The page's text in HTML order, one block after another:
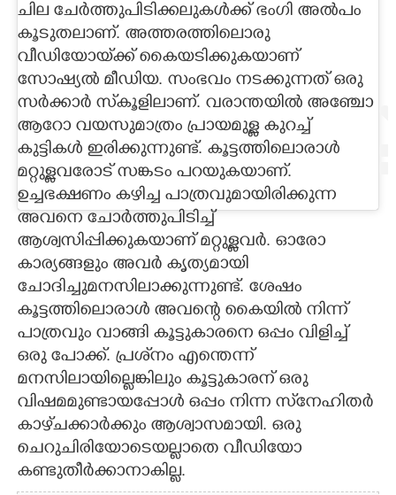
CARTOONS
LITERATURE
ZOOM
CONTACT US
ചില ചേർത്തുപിടിക്കലുകൾക്ക് ഭംഗി അൽപം
കൂടുതലാണ്. അത്തരത്തിലൊരു
വീഡിയോയ്‌ക്ക് കൈയടിക്കുകയാണ്
സോഷ്യൽ മീഡിയ. സംഭവം നടക്കുന്നത് ഒരു
സർക്കാ‌ർ സ്‌കൂളിലാണ്. വരാന്തയിൽ അഞ്ചോ
ആറോ വയസുമാത്രം പ്രായമുള്ള കുറച്ച്
കുട്ടികൾ ഇരിക്കുന്നുണ്ട്. കൂട്ടത്തിലൊരാൾ
മറ്റുള്ളവരോട് സങ്കടം പറയുകയാണ്.
ഉച്ചഭക്ഷണം കഴിച്ച പാത്രവുമായിരിക്കുന്ന
അവനെ ചോർത്തുപിടിച്ച്‌
ആശ്വസിപ്പിക്കുകയാണ് മറ്റുള്ളവർ. ഓരോ
കാര്യങ്ങളും അവർ കൃത്യമായി
ചോദിച്ചുമനസിലാക്കുന്നുണ്ട്. ശേഷം
കൂട്ടത്തിലൊരാൾ അവന്റെ കൈയിൽ നിന്ന്
പാത്രവും വാങ്ങി കൂട്ടുകാരനെ ഒപ്പം വിളിച്ച്
ഒരു പോക്ക്. പ്രശ്‌നം എന്തെന്ന്
മനസിലായില്ലെങ്കിലും കൂട്ടുകാരന് ഒരു
വിഷമമുണ്ടായപ്പോൾ ഒപ്പം നിന്ന സ്‌നേഹിതർ
കാഴ്‌ചക്കാർക്കും ആശ്വാസമായി. ഒരു
ചെറുചിരിയോടെയല്ലാതെ വീഡിയോ
കണ്ടുതീർക്കാനാകില്ല.